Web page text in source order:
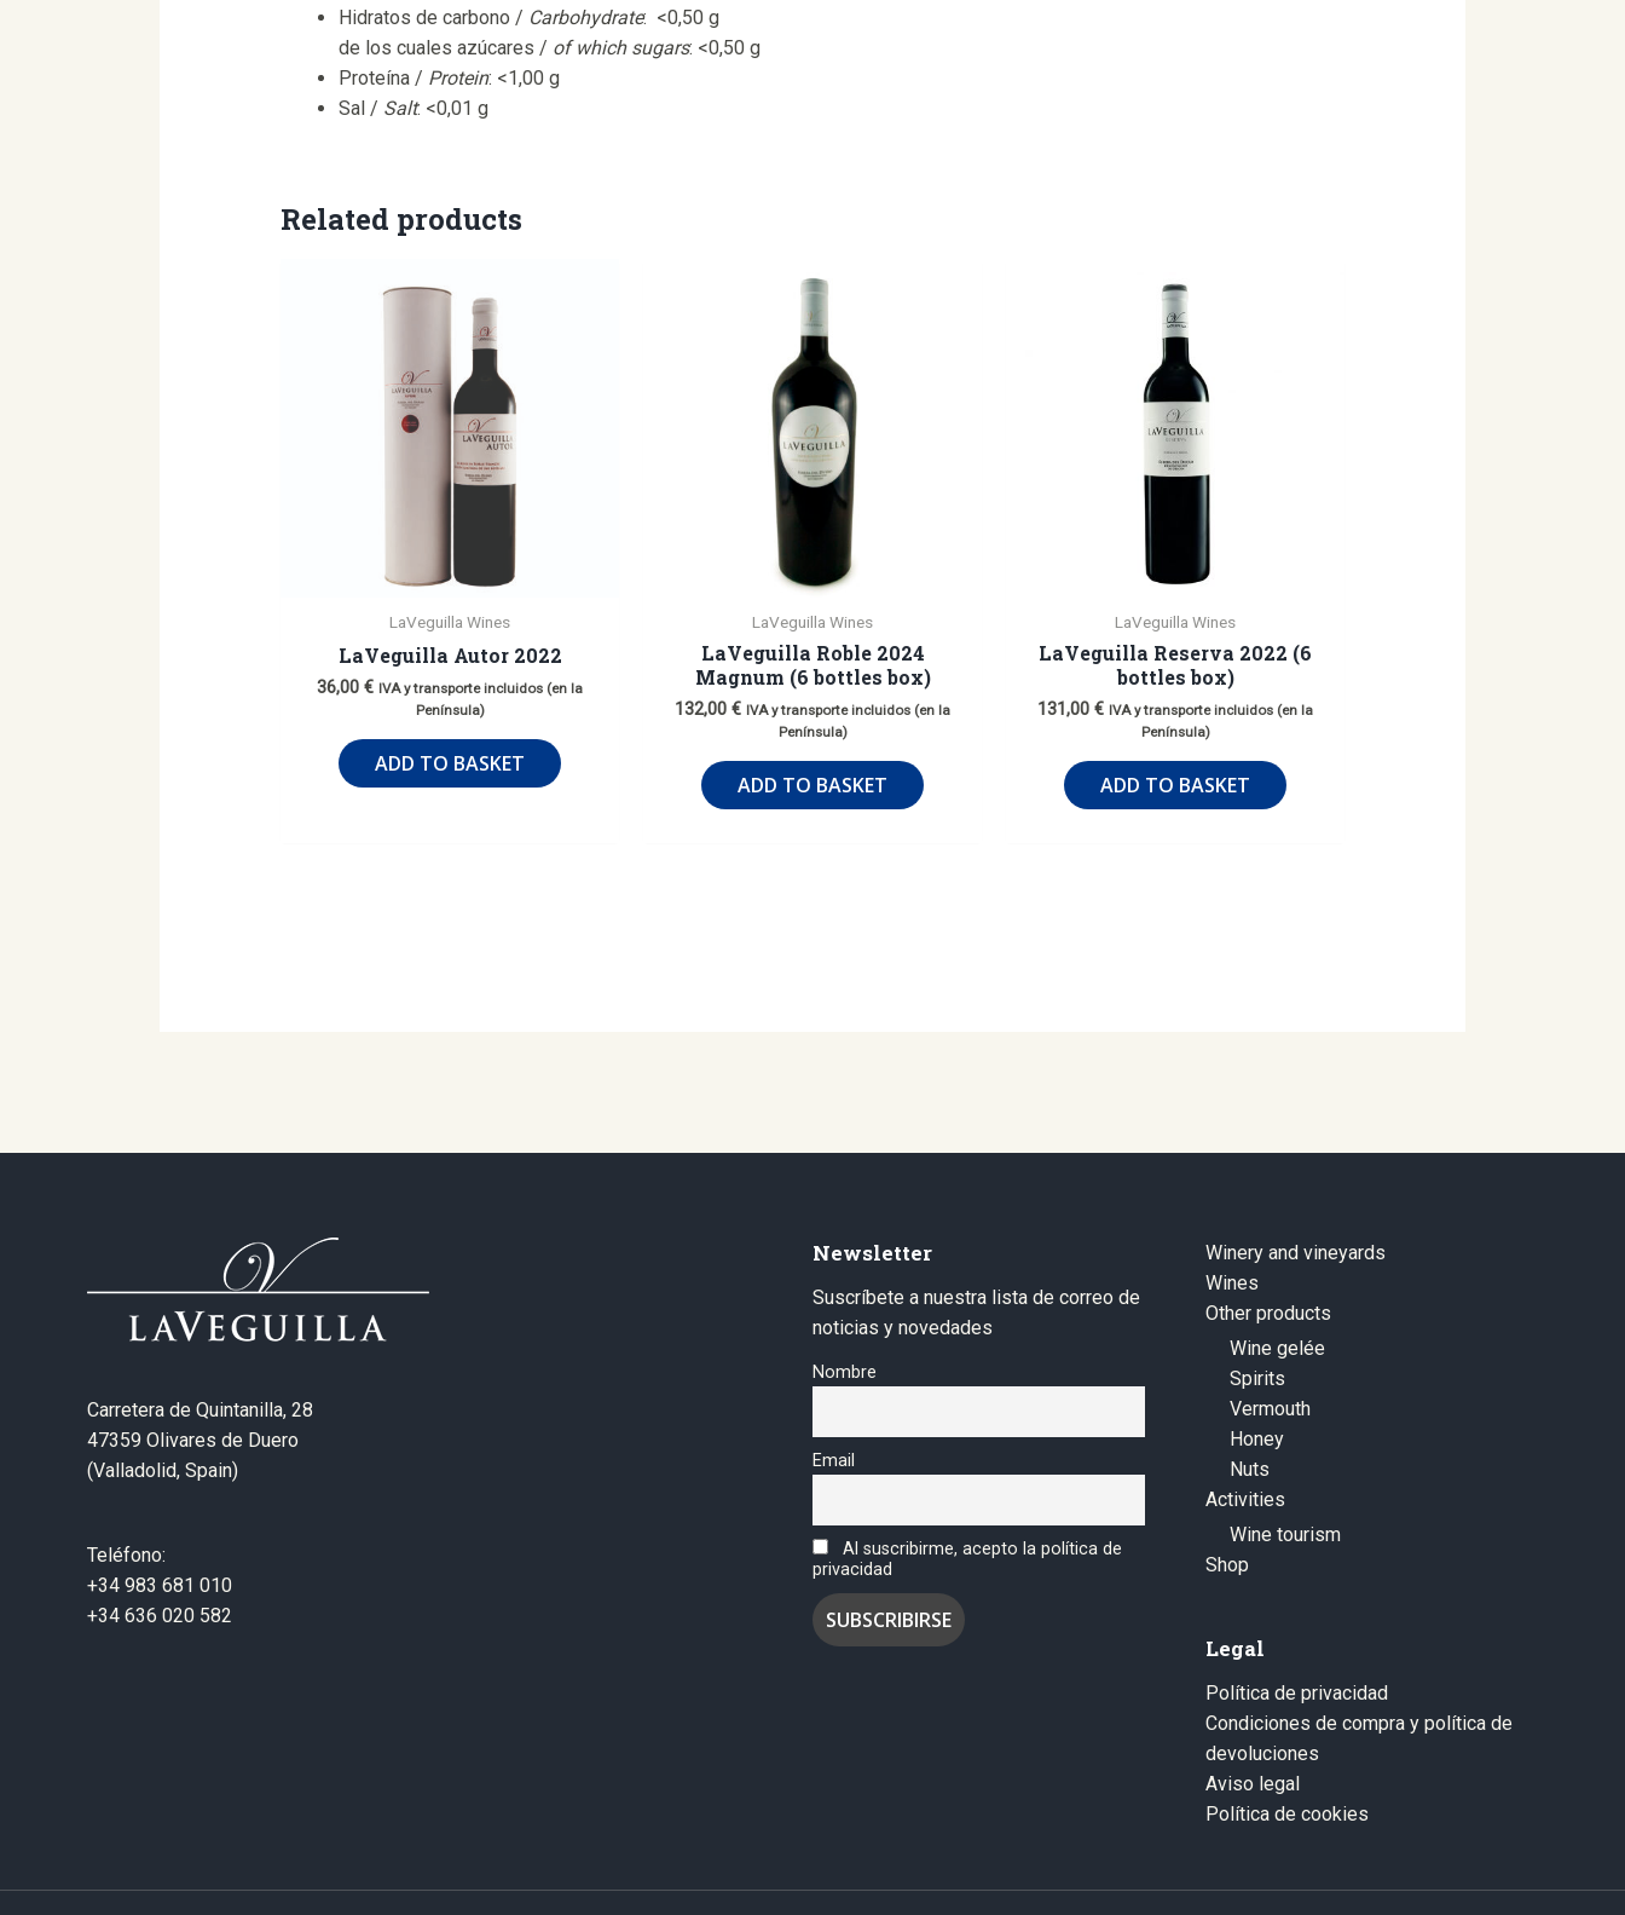
Hidratos de carbono / Carbohydrate: <0,50 g
de los cuales azúcares / of which sugars: <0,50 g
Proteína / Protein: <1,00 g
Sal / Salt: <0,01 g
Related products
LaVeguilla Wines
LaVeguilla Autor 2022
36,00 € IVA y transporte incluidos (en la
Península)
ADD TO BASKET
LaVeguilla Wines
LaVeguilla Roble 2024
Magnum (6 bottles box)
132,00 € IVA y transporte incluidos (en la
Península)
ADD TO BASKET
LaVeguilla Wines
LaVeguilla Reserva 2022 (6
bottles box)
131,00 € IVA y transporte incluidos (en la
Península)
ADD TO BASKET
Carretera de Quintanilla, 28
47359 Olivares de Duero
(Valladolid, Spain)
Teléfono:
+34 983 681 010
+34 636 020 582
Newsletter
Suscríbete a nuestra lista de correo de
noticias y novedades
Nombre
Email
Al suscribirme, acepto la política de
privacidad
Winery and vineyards
Wines
Other products
Wine gelée
Spirits
Vermouth
Honey
Nuts
Activities
Wine tourism
Shop
Legal
Política de privacidad
Condiciones de compra y política de
devoluciones
Aviso legal
Política de cookies